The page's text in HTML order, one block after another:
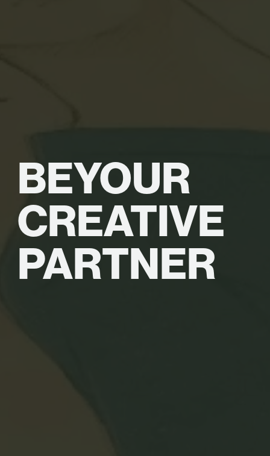
BEYOUR
CREATIVE
PARTNER